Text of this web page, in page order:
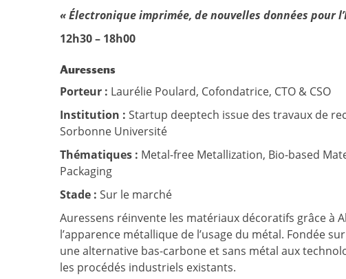
« Électronique imprimée, de nouvelles données pour
12h30 – 18h00
Auressens
Porteur : Laurélie Poulard, Cofondatrice, CTO & CSO
Institution : Startup deeptech issue des travaux de
Sorbonne Université
Thématiques : Metal-free Metallization, Bio-based
Packaging
Stade : Sur le marché
Auressens réinvente les matériaux décoratifs grâce
l’apparence métallique de l’usage du métal. Fondée
une alternative bas-carbone et sans métal aux
les procédés industriels existants.